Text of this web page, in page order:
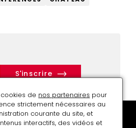
de nos partenaires pour
strictement nécessaires au
courante du site, et
interactifs, des vidéos et